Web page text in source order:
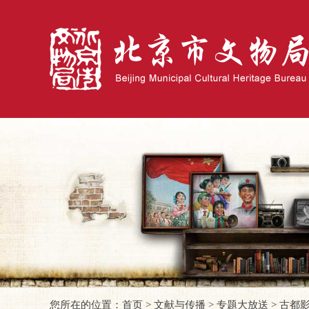
您所在的位置： 首页 > 文献与传播> 专题大放送 >古都